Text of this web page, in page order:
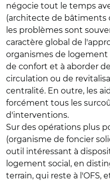
négocie tout le temps
(architecte de bâtiments
les problèmes sont
caractère global de
organismes de logement
de confort et à aborder
circulation ou de
centralité. En outre, les
forcément tous les
d'interventions.
Sur des opérations plus
(organisme de foncier
outil intéressant à
logement social, en
terrain, qui reste à l'OFS,